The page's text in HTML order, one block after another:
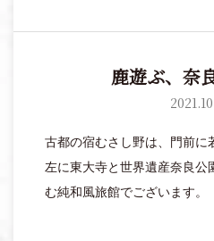
鹿遊ぶ、奈
古都の宿むさし野は、門前に
左に東大寺と世界遺産奈良公
む純和風旅館でございます。